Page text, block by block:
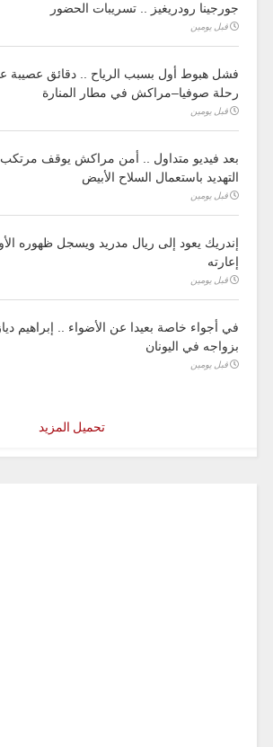
جورجينا رودريغيز .. تسريبات الحضور
قبل يومين
فشل هبوط أول بسبب الرياح .. دقائق عصيبة
رحلة صوفيا–مراكش في مطار المنارة
قبل يومين
بعد فيديو متداول .. أمن مراكش يوقف
التهديد باستعمال السلاح الأبيض
قبل يومين
إندريك يعود إلى ريال مدريد ويسجل ظهوره
إعارته
قبل يومين
في أجواء خاصة بعيدا عن الأضواء .. إبراهيم
بزواجه في اليونان
قبل يومين
تحميل المزيد